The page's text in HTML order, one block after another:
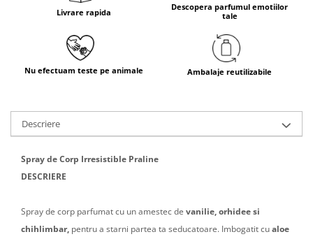
Livrare rapida
Descopera parfumul emotiilor
tale
Nu efectuam teste pe animale Ambalaje reutilizabile
Descriere
Spray de Corp Irresistible Praline
DESCRIERE
Spray de corp parfumat cu un amestec de vanilie, orhidee si
chihlimbar, pentru a starni partea ta seducatoare. Imbogatit cualoe